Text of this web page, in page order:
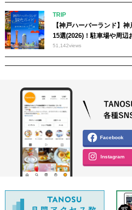
TRIP
【神戸ハーバーランド】
15選(2026)！駐車場や周辺
51,142views
Facebook
Instagram